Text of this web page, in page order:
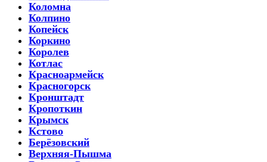
Коломна
Колпино
Копейск
Коркино
Королев
Котлас
Красноармейск
Красногорск
Кронштадт
Кропоткин
Крымск
Кстово
Берёзовский
Верхняя-Пышма